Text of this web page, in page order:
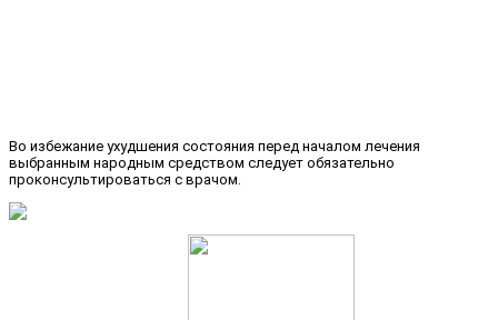
Во избежание ухудшения состояния перед началом лечения
выбранным народным средством следует обязательно
проконсультироваться с врачом.